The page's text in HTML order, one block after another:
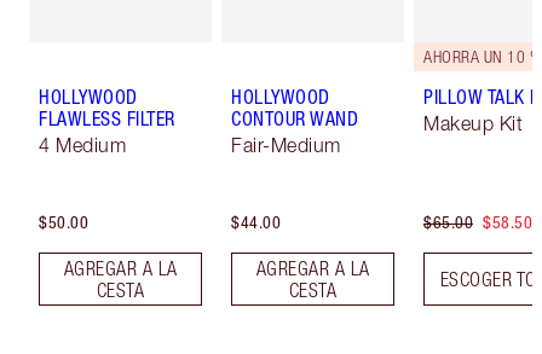
HOLLYWOOD
FLAWLESS FILTER
4 Medium
$50.00
AGREGAR A LA
CESTA
HOLLYWOOD
CONTOUR WAND
Fair-Medium
$44.00
AGREGAR A LA
CESTA
AHORRA UN 10 %
PILLOW TALK
Makeup Kit
$65.00 $58.50
ESCOGER